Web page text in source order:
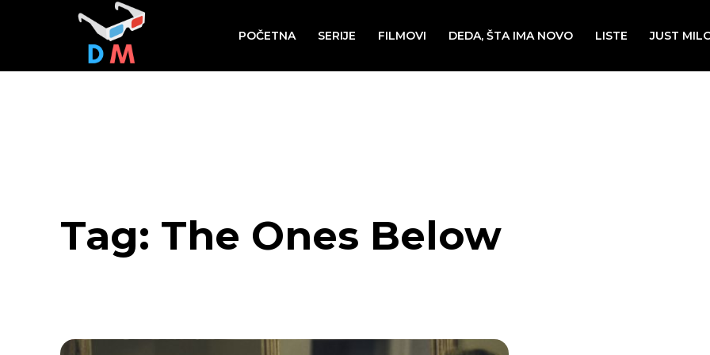
POČETNA SERIJE FILMOVI DEDA, ŠTA IMA NOVO LISTE JUST
Tag: The Ones Below